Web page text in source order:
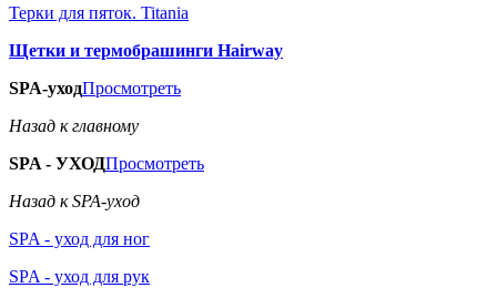
Терки для пяток. Titania
Щетки и термобрашинги Hairway
SPA-уходПросмотреть
Назад к главному
SPA - УХОДПросмотреть
Назад к SPA-уход
SPA - уход для ног
SPA - уход для рук